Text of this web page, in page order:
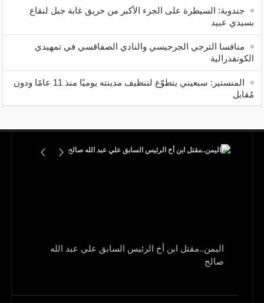
جندوبة: السيطرة على الجزء الأكبر من حريق غابة جبل لنقاع
بسيدي عبيد
منافسا الترجي الجرجيسي والنادي الصفاقسي في تمهيدي
الكونفدرالية
المنستير: سبعيني يتطوّع لتنظيف مدينته يوميًا منذ 11 عامًا ودون
مُقابل
اليمن..مقتل ابن أخ الرئيس السابق علي عبد الله
صالح